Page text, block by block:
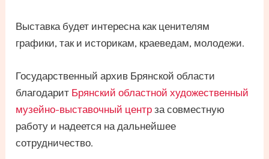
Выставка будет интересна как ценителям
графики, так и историкам, краеведам, молодежи.
Государственный архив Брянской области
благодарит Брянский областной художественный
музейно-выставочный центр за совместную
работу и надеется на дальнейшее
сотрудничество.